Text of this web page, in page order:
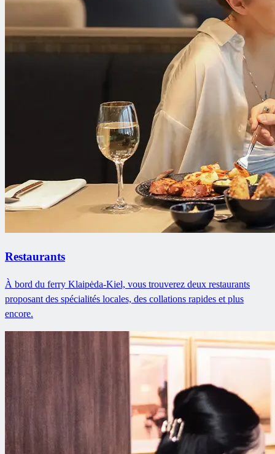
Restaurants
À bord du ferry Klaipėda-Kiel, vous trouverez deux restaurants
proposant des spécialités locales, des collations rapides et plus
encore.